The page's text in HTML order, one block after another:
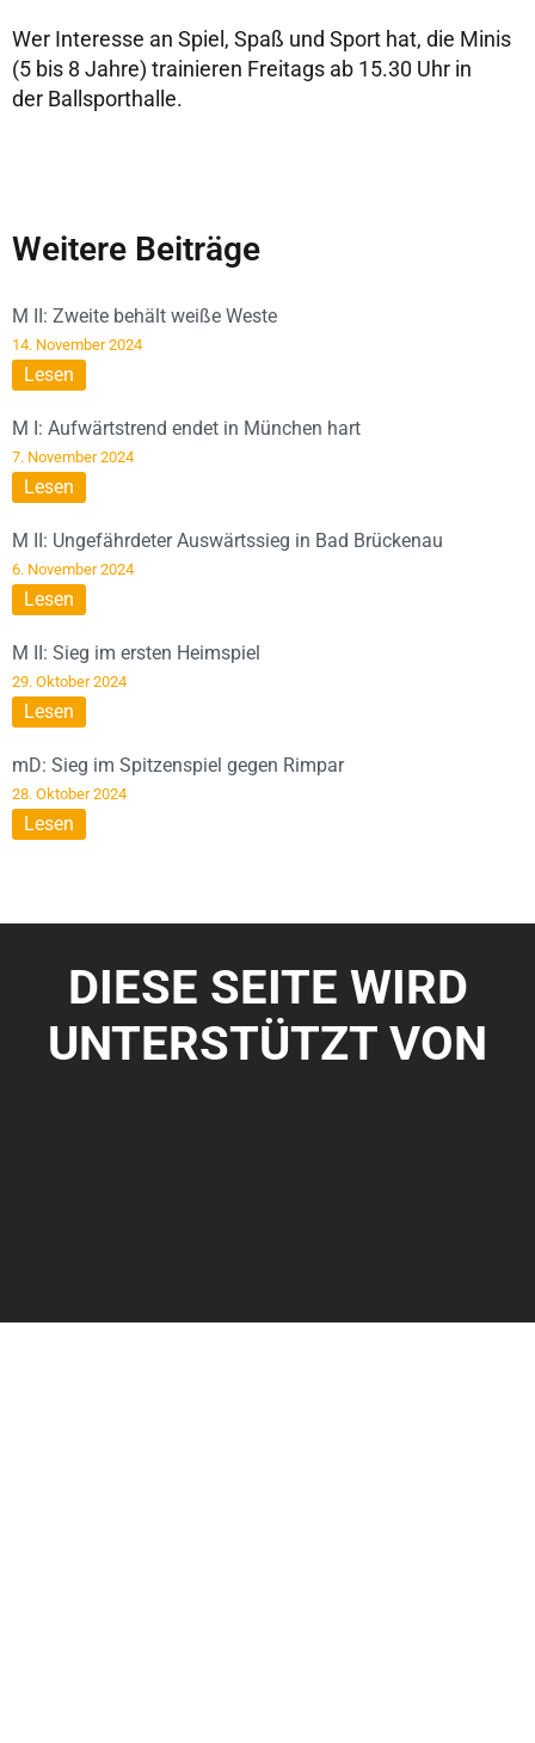
Wer Interesse an Spiel, Spaß und Sport hat, die Minis
(5 bis 8 Jahre) trainieren Freitags ab 15.30 Uhr in
der Ballsporthalle.
Weitere Beiträge
M II: Zweite behält weiße Weste
14. November 2024
Lesen
M I: Aufwärtstrend endet in München hart
7. November 2024
Lesen
M II: Ungefährdeter Auswärtssieg in Bad Brückenau
6. November 2024
Lesen
M II: Sieg im ersten Heimspiel
29. Oktober 2024
Lesen
mD: Sieg im Spitzenspiel gegen Rimpar
28. Oktober 2024
Lesen
DIESE SEITE WIRD
UNTERSTÜTZT VON